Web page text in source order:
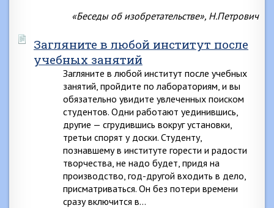
«Беседы об изобретательстве», Н.Петрович
Загляните в любой институт после
учебных занятий
Загляните в любой институт после учебных
занятий, пройдите по лабораториям, и вы
обязательно увидите увлеченных поиском
студентов. Одни работают уединившись,
другие — сгрудившись вокруг установки,
третьи спорят у доски. Студенту,
познавшему в институте горести и радости
творчества, не надо будет, придя на
производство, год-другой входить в дело,
присматриваться. Он без потери времени
сразу включится в…